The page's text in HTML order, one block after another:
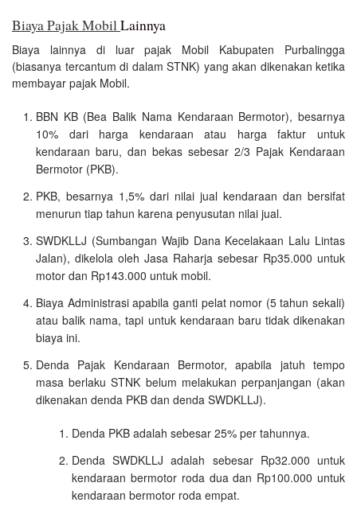
Biaya Pajak MobilLainnya
Biaya lainnya di luar pajak Mobil Kabupaten Purbalingga
(biasanya tercantum di dalam STNK) yang akan dikenakan ketika
membayar pajak Mobil.
BBN KB (Bea Balik Nama Kendaraan Bermotor), besarnya
10% dari harga kendaraan atau harga faktur untuk
kendaraan baru, dan bekas sebesar 2/3 Pajak Kendaraan
Bermotor (PKB).
PKB, besarnya 1,5% dari nilai jual kendaraan dan bersifat
menurun tiap tahun karena penyusutan nilai jual.
SWDKLLJ (Sumbangan Wajib Dana Kecelakaan Lalu Lintas
Jalan), dikelola oleh Jasa Raharja sebesar Rp35.000 untuk
motor dan Rp143.000 untuk mobil.
Biaya Administrasi apabila ganti pelat nomor (5 tahun sekali)
atau balik nama, tapi untuk kendaraan baru tidak dikenakan
biaya ini.
Denda Pajak Kendaraan Bermotor, apabila jatuh tempo
masa berlaku STNK belum melakukan perpanjangan (akan
dikenakan denda PKB dan denda SWDKLLJ).
Denda PKB adalah sebesar 25% per tahunnya.
Denda SWDKLLJ adalah sebesar Rp32.000 untuk
kendaraan bermotor roda dua dan Rp100.000 untuk
kendaraan bermotor roda empat.